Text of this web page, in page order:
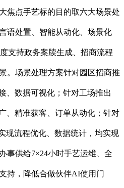
焦点手艺标的目的取六大场景处
语处置、智能从动化、场景化
支持政务案牍生成、招商流程
。场景处理方案针对园区招商推
、数据可视化；针对工场推出
、精准获客、订单从动化；针对
现流程优化、数据统计，均实现
事供给7×24小时手艺运维、全
持，降低合做伙伴AI使用门